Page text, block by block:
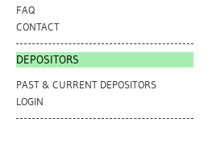
FAQ
CONTACT
DEPOSITORS
PAST & CURRENT DEPOSITORS
LOGIN